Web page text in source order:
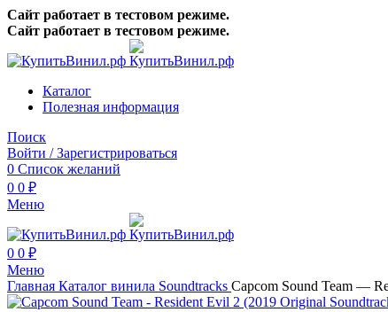
Сайт работает в тестовом режиме.
Сайт работает в тестовом режиме.
Каталог
Полезная информация
Поиск
Войти / Зарегистрироваться
0 Список желаний
0 0 ₽
Меню
0 0 ₽
Меню
Главная Каталог винила Soundtracks Capcom Sound Team —